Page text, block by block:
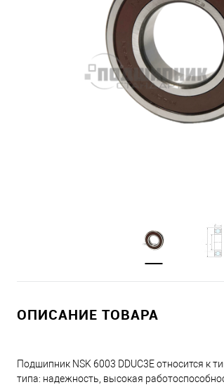
ОПИСАНИЕ ТОВАРА
Подшипник NSK 6003 DDUC3E относится к
типа: надежность, высокая